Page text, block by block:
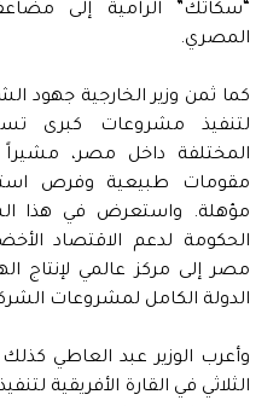
“سكاتك” الرامية إلى
المصري.
كما ثمن وزير الخارجية جهود
لتنفيذ مشروعات كبرى
المختلفة داخل مصر،
مقومات طبيعية وفرص
مؤهلة. واستعرض في هذا
الحكومة لدعم الاقتصاد
مصر إلى مركز عالمي لإنتاج
الدولة الكامل لمشروعات
وأعرب الوزير عبد العاطي
الثلاثي في القارة الأفريقية